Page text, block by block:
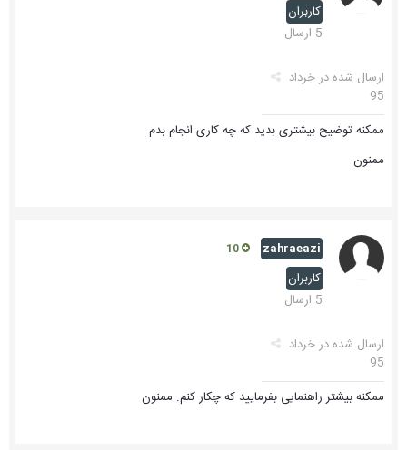
کاربران
5 ارسال
ارسال شده درخرداد
95
ممکنه توضیح بیشتری بدید که چه کاری انجام بدم
ممنون
zahraeazi
کاربران
5 ارسال
ارسال شده درخرداد
95
ممکنه بیشتر راهنمایی بفرمایید که چکار کنم. ممنون